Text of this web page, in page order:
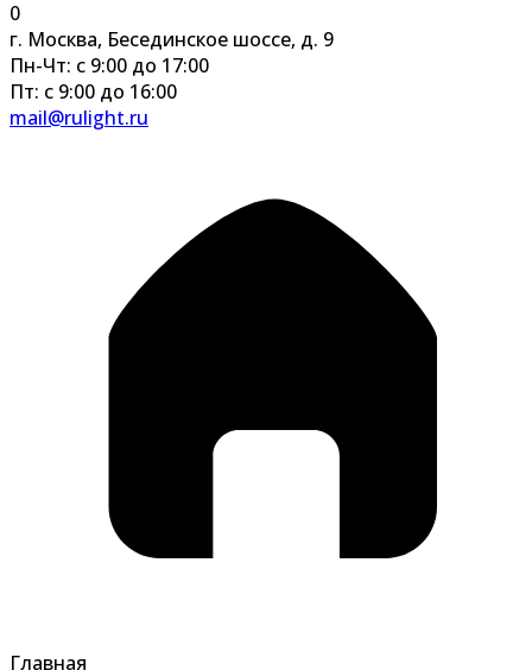
0
г. Москва, Бесединское шоссе, д. 9
Пн-Чт: с 9:00 до 17:00
Пт: с 9:00 до 16:00
mail@rulight.ru
Главная